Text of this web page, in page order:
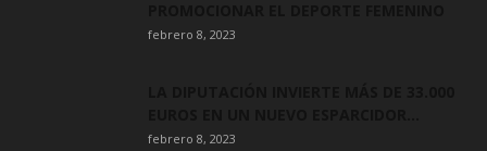
febrero 8, 2023
febrero 8, 2023